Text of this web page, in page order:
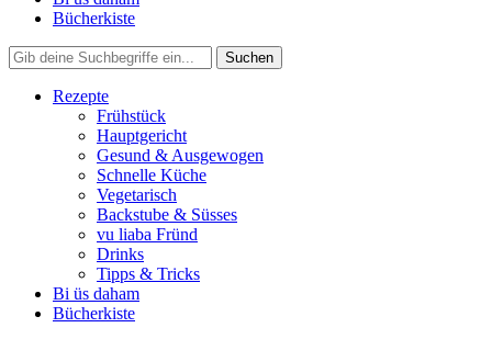
Bücherkiste
Rezepte
Frühstück
Hauptgericht
Gesund & Ausgewogen
Schnelle Küche
Vegetarisch
Backstube & Süsses
vu liaba Fründ
Drinks
Tipps & Tricks
Bi üs daham
Bücherkiste